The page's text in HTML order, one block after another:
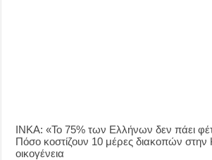
ΙΝΚΑ: «Το 75% των Ελλήνων δεν πάει
Πόσο κοστίζουν 10 μέρες διακοπών στην
οικογένεια